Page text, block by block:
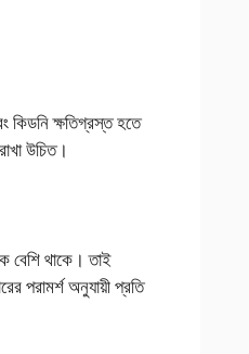
ক্ষতিগ্রস্ত হতে
উচিত।
বেশি থাকে। তাই
পরামর্শ অনুযায়ী প্রতি